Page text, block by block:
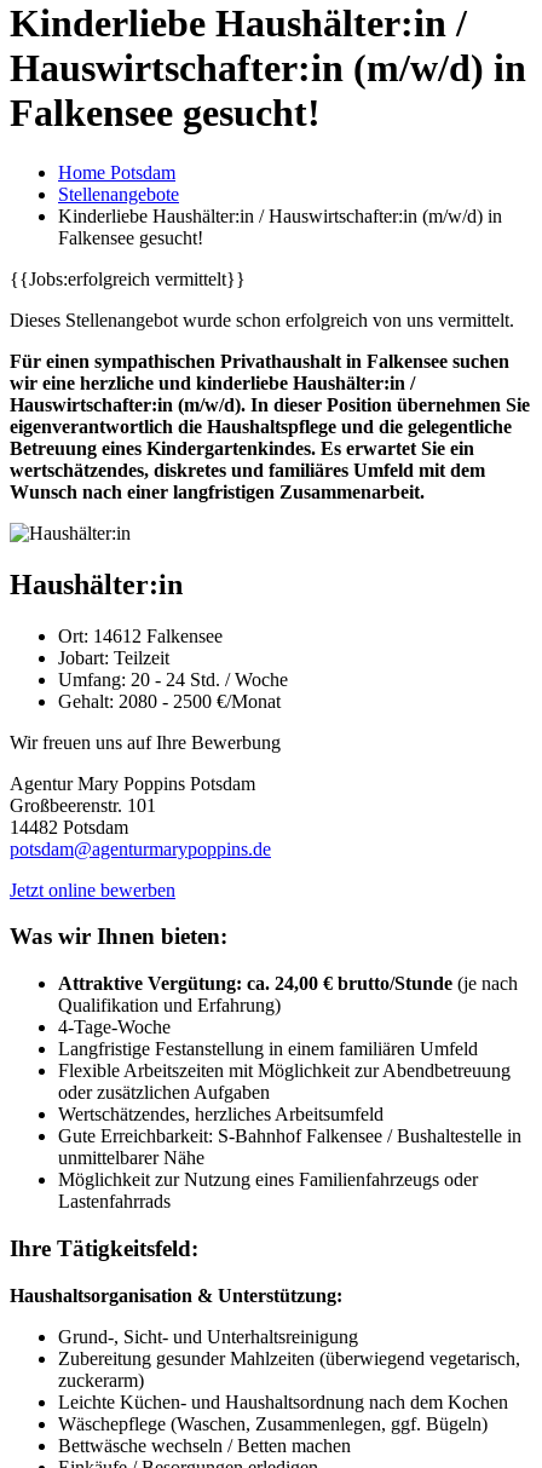
Kinderliebe Haushälter:in /
Hauswirtschafter:in (m/w/d) in
Falkensee gesucht!
Home Potsdam
Stellenangebote
Kinderliebe Haushälter:in / Hauswirtschafter:in (m/w/d) in
Falkensee gesucht!
{{Jobs:erfolgreich vermittelt}}
Dieses Stellenangebot wurde schon erfolgreich von uns vermittelt.
Für einen sympathischen Privathaushalt in Falkensee suchen
wir eine herzliche und kinderliebe Haushälter:in /
Hauswirtschafter:in (m/w/d). In dieser Position übernehmen Sie
eigenverantwortlich die Haushaltspflege und die gelegentliche
Betreuung eines Kindergartenkindes. Es erwartet Sie ein
wertschätzendes, diskretes und familiäres Umfeld mit dem
Wunsch nach einer langfristigen Zusammenarbeit.
Haushälter:in
Ort: 14612 Falkensee
Jobart: Teilzeit
Umfang: 20 - 24 Std. / Woche
Gehalt: 2080 - 2500 €/Monat
Wir freuen uns auf Ihre Bewerbung
Agentur Mary Poppins Potsdam
Großbeerenstr. 101
14482 Potsdam
potsdam@agenturmarypoppins.de
Jetzt online bewerben
Was wir Ihnen bieten:
Attraktive Vergütung: ca. 24,00 € brutto/Stunde (je nach
Qualifikation und Erfahrung)
4-Tage-Woche
Langfristige Festanstellung in einem familiären Umfeld
Flexible Arbeitszeiten mit Möglichkeit zur Abendbetreuung
oder zusätzlichen Aufgaben
Wertschätzendes, herzliches Arbeitsumfeld
Gute Erreichbarkeit: S-Bahnhof Falkensee / Bushaltestelle in
unmittelbarer Nähe
Möglichkeit zur Nutzung eines Familienfahrzeugs oder
Lastenfahrrads
Ihre Tätigkeitsfeld:
Haushaltsorganisation & Unterstützung:
Grund-, Sicht- und Unterhaltsreinigung
Zubereitung gesunder Mahlzeiten (überwiegend vegetarisch,
zuckerarm)
Leichte Küchen- und Haushaltsordnung nach dem Kochen
Wäschepflege (Waschen, Zusammenlegen, ggf. Bügeln)
Bettwäsche wechseln / Betten machen